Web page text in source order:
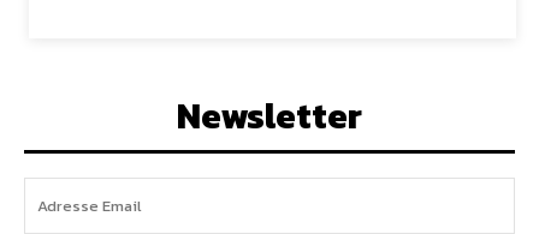
Newsletter